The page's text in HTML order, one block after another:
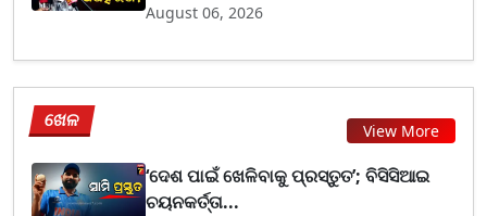
August 06, 2026
ଖେଳ View More
‘ଦେଶ ପାଇଁ ଖେଳିବାକୁ ପ୍ରସ୍ତୁତ’; ବିସିସିଆଇ
ଚୟନକର୍ତ୍ତା...